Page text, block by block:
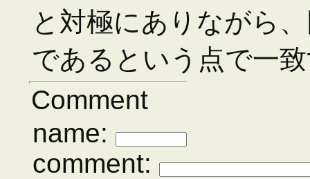
と対極にありながら
であるという点で一
Comment
name:
comment: